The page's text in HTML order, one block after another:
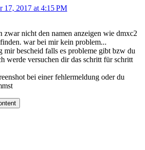
17, 2017 at 4:15 PM
zwar nicht den namen anzeigen wie dmxc2
finden. war bei mir kein problem...
mir bescheid falls es probleme gibt bzw du
werde versuchen dir das schritt für schritt
bei einer fehlermeldung oder du